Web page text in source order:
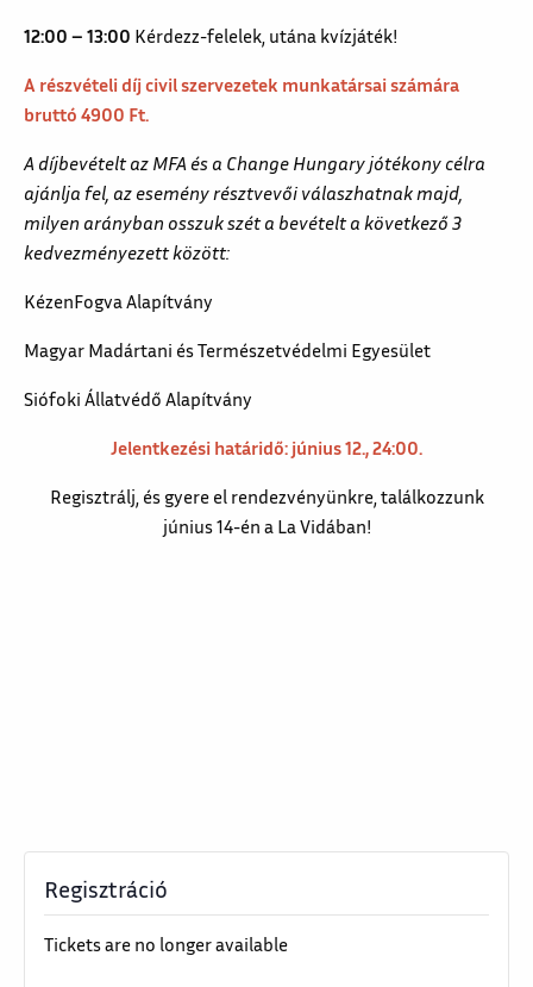
12:00 – 13:00 Kérdezz-felelek, utána kvízjáték!
A részvételi díj civil szervezetek munkatársai számára
bruttó 4900 Ft.
A díjbevételt az MFA és a Change Hungary jótékony célra
ajánlja fel, az esemény résztvevői válaszhatnak majd,
milyen arányban osszuk szét a bevételt a következő 3
kedvezményezett között:
KézenFogva Alapítvány
Magyar Madártani és Természetvédelmi Egyesület
Siófoki Állatvédő Alapítvány
Jelentkezési határidő: június 12., 24:00.
Regisztrálj, és gyere el rendezvényünkre, találkozzunk
június 14-én a La Vidában!
Regisztráció
Tickets are no longer available